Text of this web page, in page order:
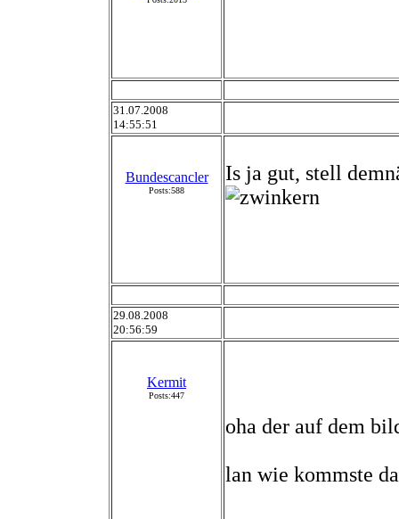
31.07.2008
14:55:51
Bundescancler
Posts:588
Is ja gut, stell
29.08.2008
20:56:59
Kermit
Posts:447
oha der auf dem
lan wie kommste